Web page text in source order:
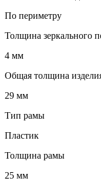
По периметру
Толщина зеркального
4 мм
Общая толщина
29 мм
Тип рамы
Пластик
Толщина рамы
25 мм